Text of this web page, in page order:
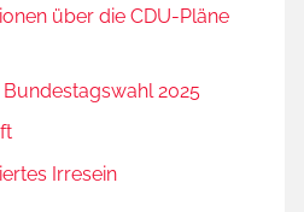
über die CDU-Pläne
2025
Irresein